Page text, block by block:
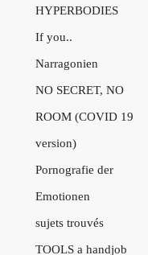
HYPERBODIES
If you..
Narragonien
NO SECRET, NO
ROOM (COVID 19
version)
Pornografie der
Emotionen
sujets trouvés
TOOLS a handjob